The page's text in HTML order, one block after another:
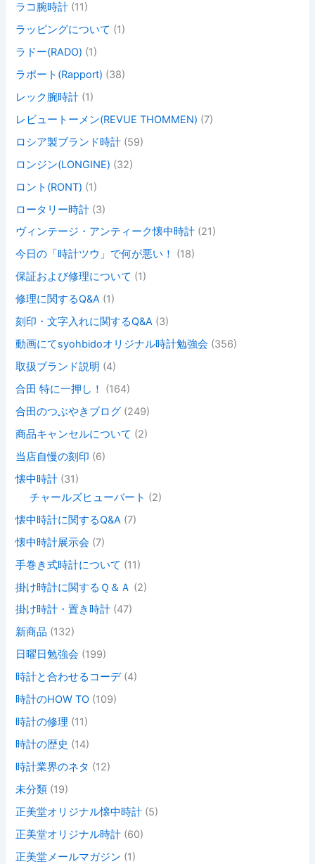
ラコ腕時計 (11)
ラッピングについて (1)
ラドー(RADO) (1)
ラポート(Rapport) (38)
レック腕時計 (1)
レビュートーメン(REVUE THOMMEN) (7)
ロシア製ブランド時計 (59)
ロンジン(LONGINE) (32)
ロント(RONT) (1)
ロータリー時計 (3)
ヴィンテージ・アンティーク懐中時計 (21)
今日の「時計ツウ」で何が悪い！
(18)
保証および修理について (1)
修理に関するQ&A (1)
刻印・文字入れに関するQ&A (3)
動画にてsyohbidoオリジナル時計勉強会 (356)
取扱ブランド説明 (4)
合田 特に一押し！
(164)
合田のつぶやきブログ (249)
商品キャンセルについて (2)
当店自慢の刻印 (6)
懐中時計 (31)
チャールズヒューバート (2)
懐中時計に関するQ&A (7)
懐中時計展示会 (7)
手巻き式時計について (11)
掛け時計に関するＱ＆Ａ (2)
掛け時計・置き時計 (47)
新商品 (132)
日曜日勉強会 (199)
時計と合わせるコーデ(4)
時計のHOW TO (109)
時計の修理 (11)
時計の歴史 (14)
時計業界のネタ (12)
未分類 (19)
正美堂オリジナル懐中時計 (5)
正美堂オリジナル時計 (60)
正美堂メールマガジン (1)